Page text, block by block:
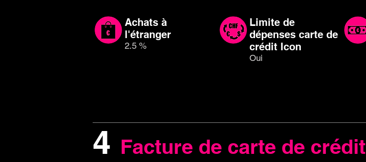
Achats à
l'étranger
2.5 %
Limite de
dépenses carte de
crédit Icon
Oui
4 Facture de carte de crédit